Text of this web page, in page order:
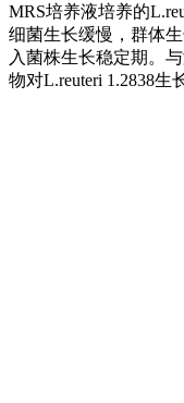
MRS培养液培养的
细菌生长缓慢，群体
入菌株生长稳定期。
物对L.reuteri 1.2838生